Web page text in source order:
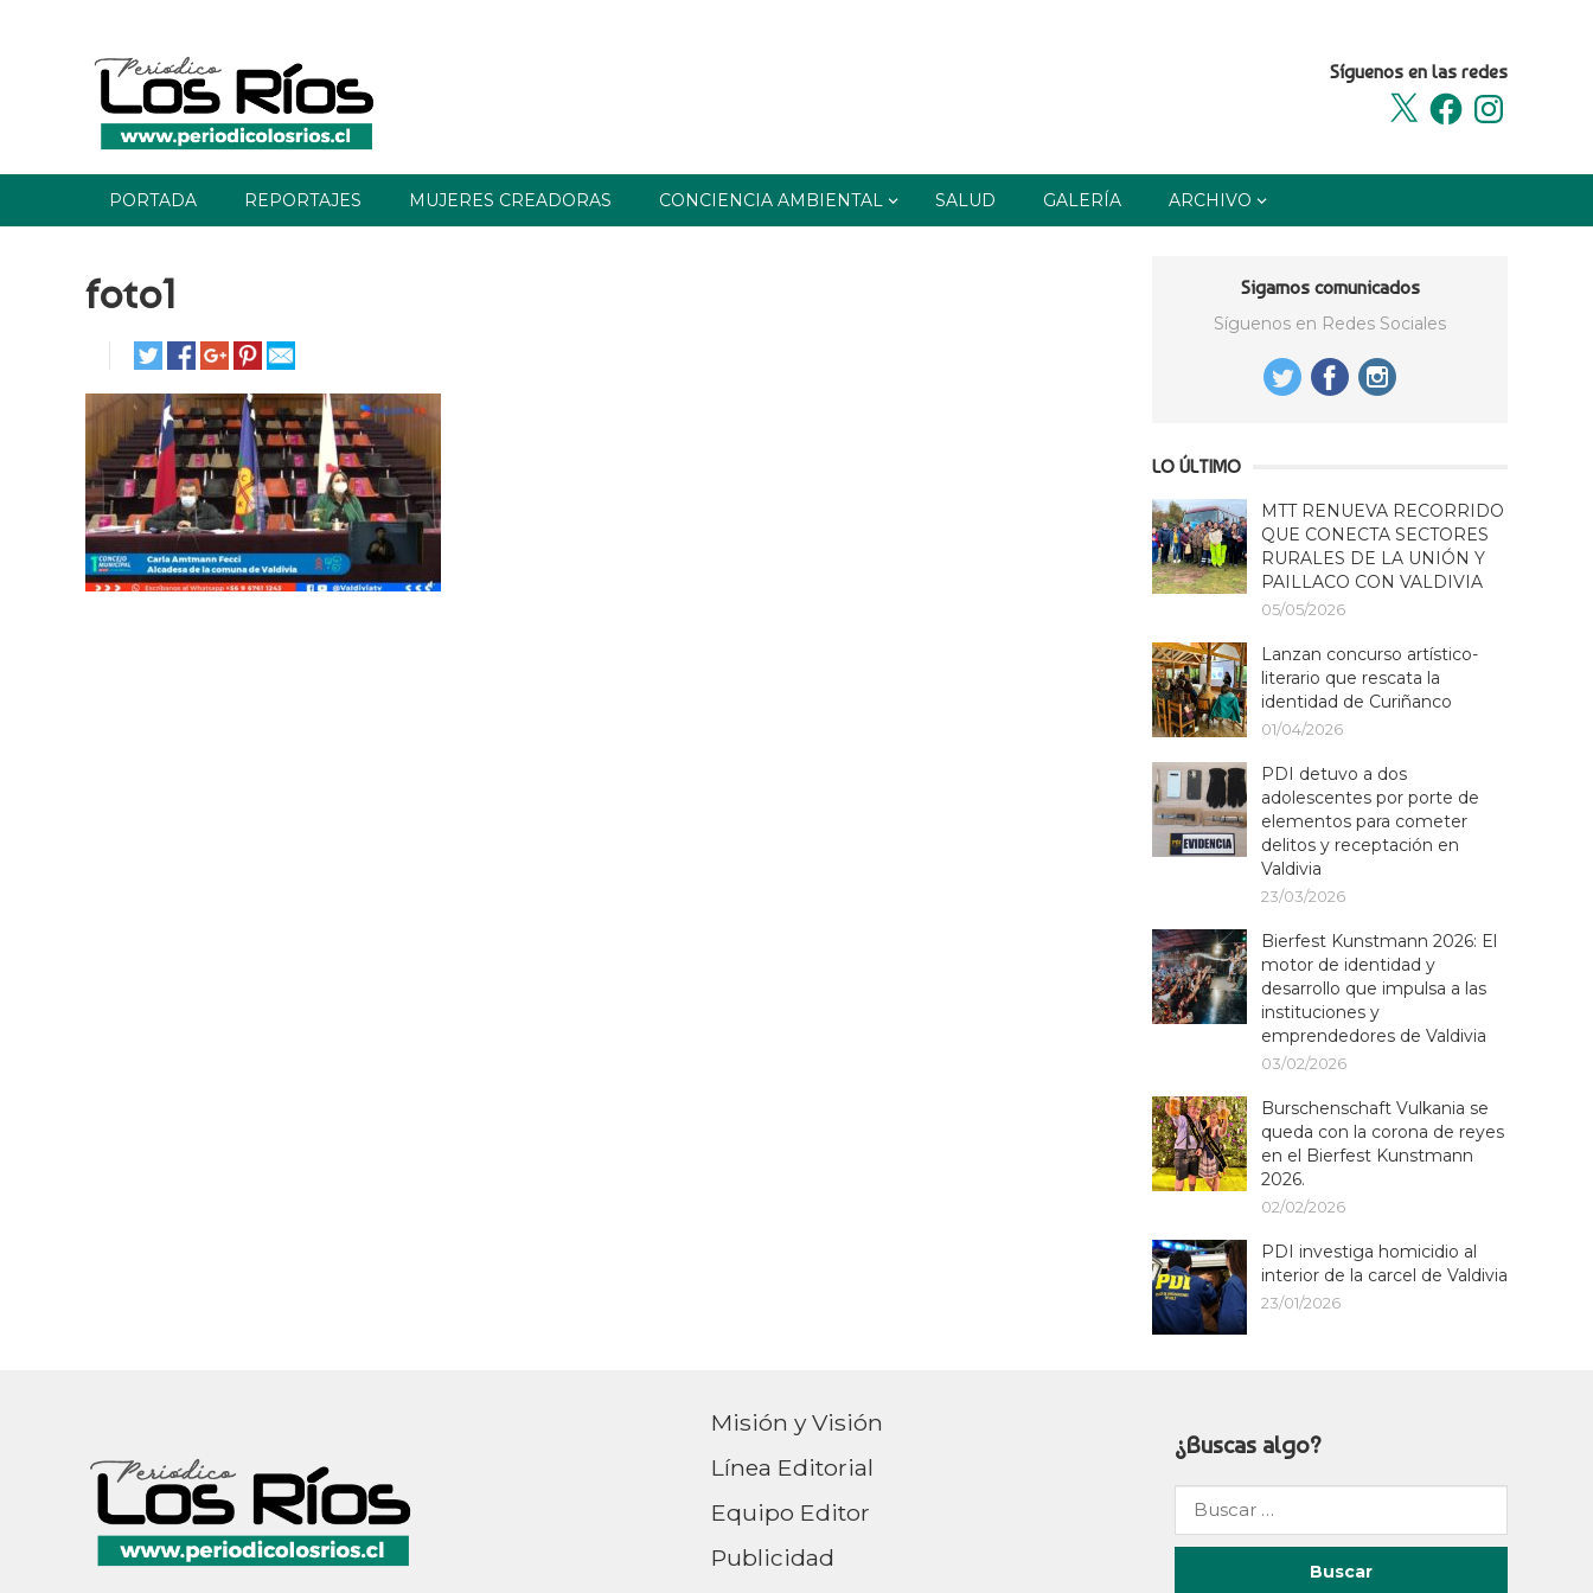
Síguenos en las redes
X
FacebookInstagram
PORTADA REPORTAJES MUJERES CREADORAS CONCIENCIA AMBIENTAL SALUD GALERÍA ARCHIVO
foto1 Sigamos comunicados
Síguenos en Redes Sociales
LO ÚLTIMO
MTT RENUEVA RECORRIDO
QUE CONECTA SECTORES
RURALES DE LA UNIÓN Y
PAILLACO CON VALDIVIA
05/05/2026
Lanzan concurso artístico-
literario que rescata la
identidad de Curiñanco
01/04/2026
PDI detuvo a dos
adolescentes por porte de
elementos para cometer
delitos y receptación en
Valdivia
23/03/2026
Bierfest Kunstmann 2026: El
motor de identidad y
desarrollo que impulsa a las
instituciones y
emprendedores de Valdivia
03/02/2026
Burschenschaft Vulkania se
queda con la corona de reyes
en el Bierfest Kunstmann
2026.
02/02/2026
PDI investiga homicidio al
interior de la carcel de Valdivia
23/01/2026
Misión y Visión
Línea Editorial
Equipo Editor
Publicidad
¿Buscas algo?
Buscar
por: